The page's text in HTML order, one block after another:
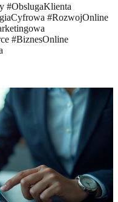
#ObslugaKlienta
#RozwojOnline
#BiznesOnline